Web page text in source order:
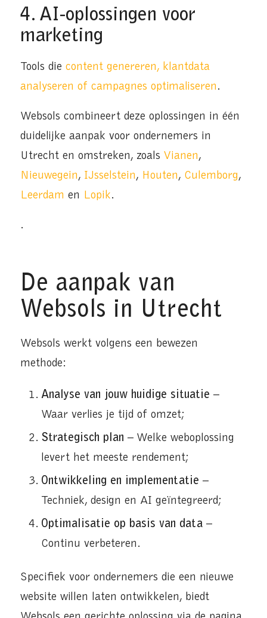
4. AI-oplossingen voor
marketing
Tools die content genereren, klantdata
analyseren of campagnes optimaliseren .
Websols combineert deze oplossingen in één
duidelijke aanpak voor ondernemers in
Utrecht en omstreken, zoals Vianen,
Nieuwegein, IJsselstein, Houten, Culemborg,
Leerdam en Lopik.
.
De aanpak van
Websols in Utrecht
Websols werkt volgens een bewezen
methode:
Analyse van jouw huidige situatie –
Waar verlies je tijd of omzet;
Strategisch plan – Welke weboplossing
levert het meeste rendement;
Ontwikkeling en implementatie –
Techniek, design en AI geïntegreerd;
Optimalisatie op basis van data–
Continu verbeteren.
Specifiek voor ondernemers die een nieuwe
website willen laten ontwikkelen, biedt